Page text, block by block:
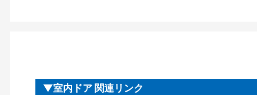
室内ドア 関連リンク